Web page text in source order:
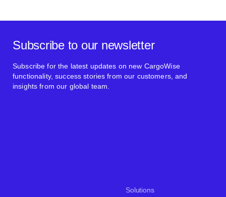
Solutions
Subscribe to our newsletter
Subscribe for the latest updates on new CargoWise
functionality, success stories from our customers, and
insights from our global team.